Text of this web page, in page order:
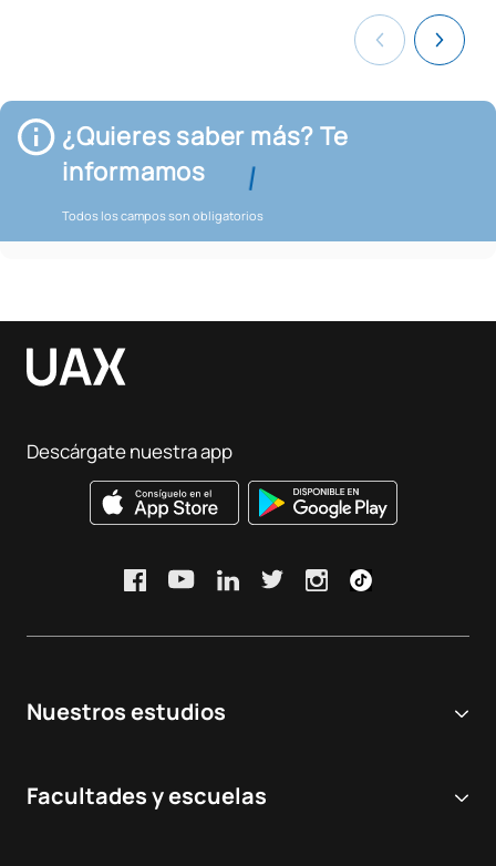
¿Quieres saber más? Te
informamos
Todos los campos son obligatorios
Nuestros estudios
Grados Universitarios
Facultades y escuelas
Descárgate nuestra app